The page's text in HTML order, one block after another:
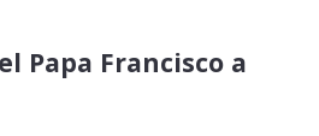
Papa Francisco a